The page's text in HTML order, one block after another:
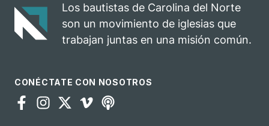
para el
ministerio
Los bautistas de Carolina del Norte
son un movimiento de iglesias que
trabajan juntas en una misión común.
CONÉCTATE CON NOSOTROS